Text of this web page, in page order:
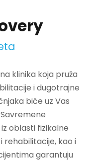
klinika koja pruža
i dugotrajne
biće uz Vas
oblasti fizikalne
rehabilitacije, kao i
garantuju